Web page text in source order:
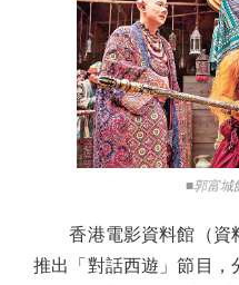
■郭富城
香港電影資料館（資料
推出「對話西遊」節目，